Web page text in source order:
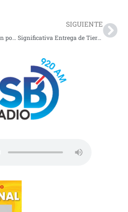
Rescatan mono ardilla en población nariñense
SIGUIENTE
Significativa Entrega de Tierras a Mujeres Rurales